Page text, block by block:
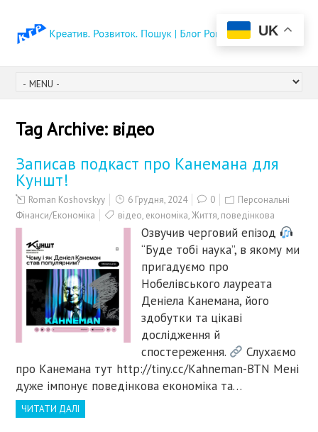
Tag Archive: відео
Записав подкаст про Канемана для
Куншт!
Roman Koshovskyy 6 Грудня, 2024 0
Персональні
Фінанси/Економіка
відео, економіка,Життя, поведінкова
Озвучив черговий епізод
“Буде тобі наука”, в якому ми
пригадуємо про
Нобелівського лауреата
Деніела Канемана, його
здобутки та цікаві
дослідження й
спостереження.
Cлухаємо
про Канемана тут http://tiny.cc/Kahneman-BTN Мені
дуже імпонує поведінкова економіка та…
ЧИТАТИ ДАЛІ
UK